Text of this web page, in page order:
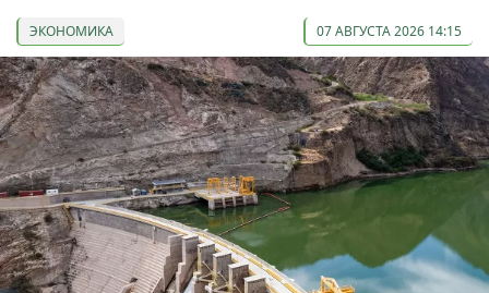
ЭКОНОМИКА 07 АВГУСТА 2026 14:15